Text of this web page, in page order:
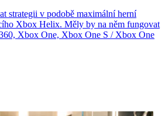
strategii v podobě maximální herní
Xbox Helix. Měly by na něm fungovat
Xbox One, Xbox One S / Xbox One